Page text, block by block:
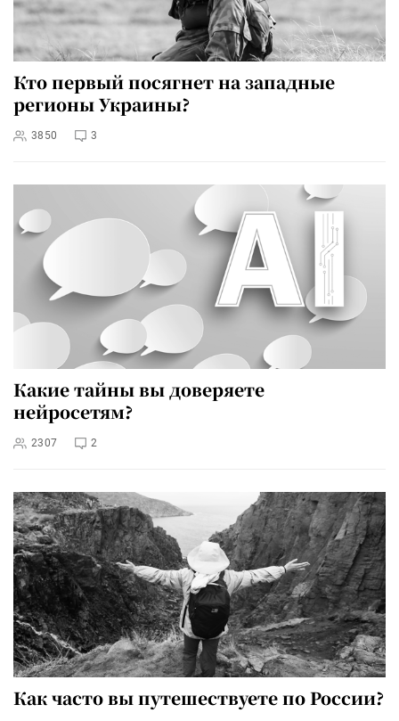
Кто первый посягнет на западные
регионы Украины?
3850 3
Какие тайны вы доверяете
нейросетям?
2307 2
Как часто вы путешествуете по России?